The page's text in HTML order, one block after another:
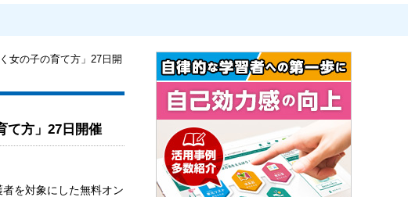
女の子の育て方」27日開
て方」27日開催
を対象にした無料オン